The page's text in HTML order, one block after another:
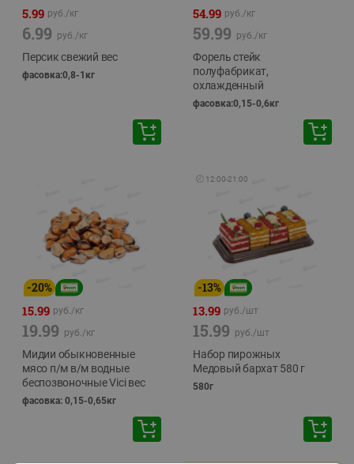
5.99 руб./кг
6.99 руб./кг
Персик свежий вес
фасовка:0,8-1кг
54.99 руб./кг
59.99 руб./кг
Форель стейк
полуфабрикат,
охлажденный
фасовка:0,15-0,6кг
-20%
15.99 руб./кг
19.99 руб./кг
Мидии обыкновенные
мясо п/м в/м водные
беспозвоночные Vici вес
фасовка: 0,15-0,65кг
🕘 12:00-21:00
-13%
13.99 руб./шт
15.99 руб./шт
Набор пирожных
Медовый бархат 580 г
580г